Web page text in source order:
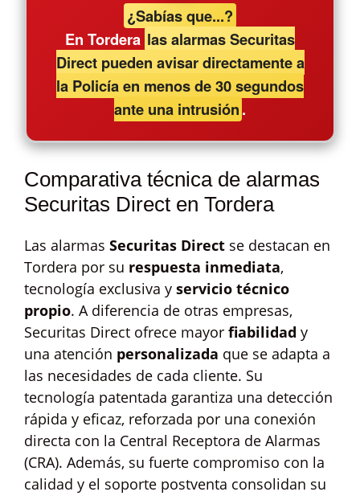
¿Sabías que...?
En Tordera las alarmas Securitas
Direct pueden avisar directamente a
la Policía en menos de 30 segundos
ante una intrusión.
Comparativa técnica de alarmas
Securitas Direct en Tordera
Las alarmas Securitas Direct se destacan en
Tordera por su respuesta inmediata,
tecnología exclusiva y servicio técnico
propio. A diferencia de otras empresas,
Securitas Direct ofrece mayor fiabilidad y
una atención personalizada que se adapta a
las necesidades de cada cliente. Su
tecnología patentada garantiza una detección
rápida y eficaz, reforzada por una conexión
directa con la Central Receptora de Alarmas
(CRA). Además, su fuerte compromiso con la
calidad y el soporte postventa consolidan su